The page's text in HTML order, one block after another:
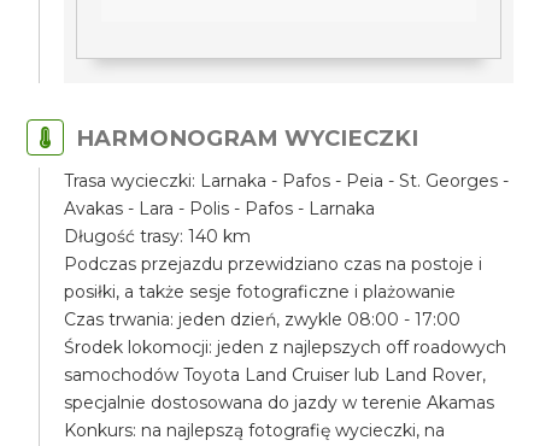
HARMONOGRAM WYCIECZKI
Trasa wycieczki: Larnaka - Pafos - Peia - St. Georges -
Avakas - Lara - Polis - Pafos - Larnaka
Długość trasy: 140 km
Podczas przejazdu przewidziano czas na postoje i
posiłki, a także sesje fotograficzne i plażowanie
Czas trwania: jeden dzień, zwykle 08:00 - 17:00
Środek lokomocji: jeden z najlepszych off roadowych
samochodów Toyota Land Cruiser lub Land Rover,
specjalnie dostosowana do jazdy w terenie Akamas
Konkurs: na najlepszą fotografię wycieczki, na